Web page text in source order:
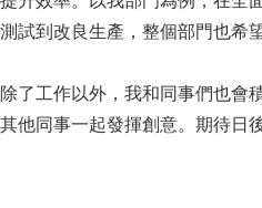
測試到改良生產，整個部門也希
除了工作以外，我和同事們也會
其他同事一起發揮創意。期待日